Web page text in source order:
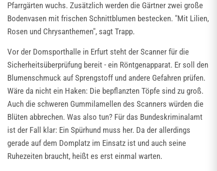
Pfarrgärten wuchs. Zusätzlich werden die Gärtner zwei große
Bodenvasen mit frischen Schnittblumen bestecken. "Mit Lilien,
Rosen und Chrysanthemen", sagt Trapp.
Vor der Domsporthalle in Erfurt steht der Scanner für die
Sicherheitsüberprüfung bereit - ein Röntgenapparat. Er soll den
Blumenschmuck auf Sprengstoff und andere Gefahren prüfen.
Wäre da nicht ein Haken: Die bepflanzten Töpfe sind zu groß.
Auch die schweren Gummilamellen des Scanners würden die
Blüten abbrechen. Was also tun? Für das Bundeskriminalamt
ist der Fall klar: Ein Spürhund muss her. Da der allerdings
gerade auf dem Domplatz im Einsatz ist und auch seine
Ruhezeiten braucht, heißt es erst einmal warten.